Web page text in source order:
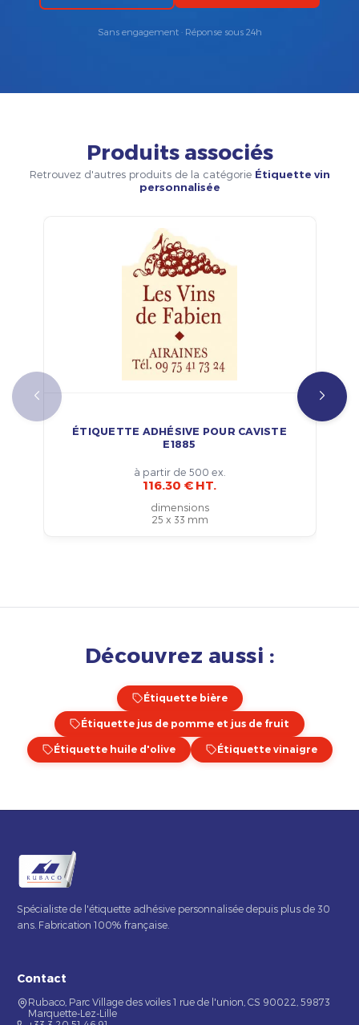
Sans engagement · Réponse sous 24h
Produits associés
Retrouvez d'autres produits de la catégorie Étiquette vin
personnalisée
ÉTIQUETTE ADHÉSIVE POUR CAVISTE
E1885
à partir de 500 ex.
116.30 € HT.
dimensions
25 x 33 mm
Découvrez aussi :
Étiquette bière
Étiquette jus de pomme et jus de fruit
Étiquette huile d'olive Étiquette vinaigre
Spécialiste de l'étiquette adhésive personnalisée depuis plus de 30
ans. Fabrication 100% française.
Contact
Rubaco, Parc Village des voiles 1 rue de l'union, CS 90022, 59873
Marquette-Lez-Lille